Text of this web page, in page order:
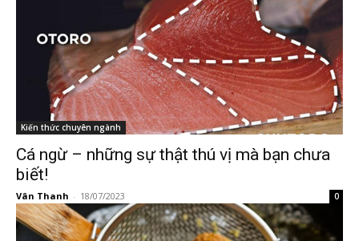
Kiến thức chuyên ngành
Cá ngừ – những sự thật thú vị mà bạn chưa
biết!
Vân Thanh - 18/07/2023 0